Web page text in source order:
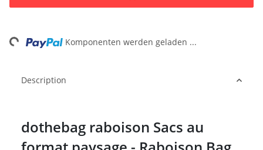
Komponenten werden geladen ...
Description
dothebag raboison Sacs au